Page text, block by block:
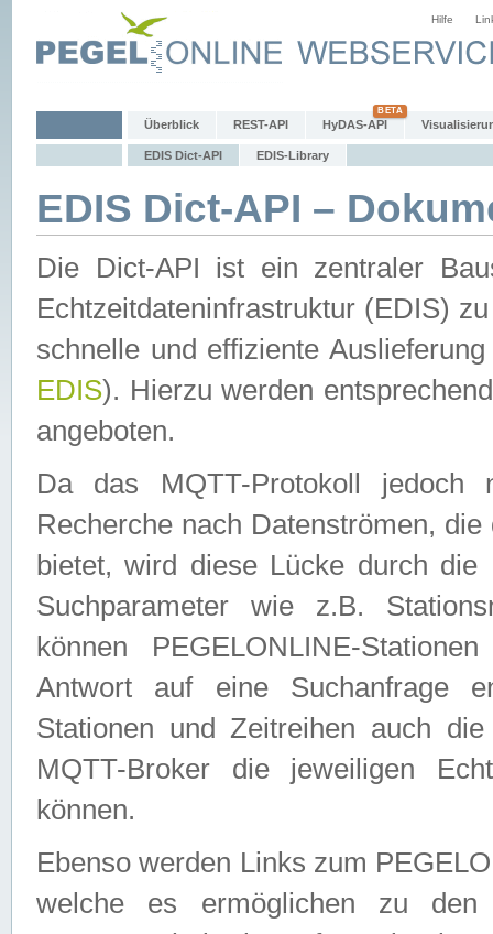
Hilfe
Überblick REST-API HyDAS-API
EDIS Dict-API EDIS-Library
EDIS Dict-API –
Die Dict-API ist ein zentraler
Echtzeitdateninfrastruktur (EDIS)
schnelle und effiziente
EDIS). Hierzu werden
angeboten.
Da das MQTT-Protokoll jedoch
Recherche nach Datenströmen,
bietet, wird diese Lücke durch die
Suchparameter wie z.B.
können PEGELONLINE-
Antwort auf eine Suchanfrage
Stationen und Zeitreihen auch
MQTT-Broker die jeweiligen
können.
Ebenso werden Links zum
welche es ermöglichen zu den